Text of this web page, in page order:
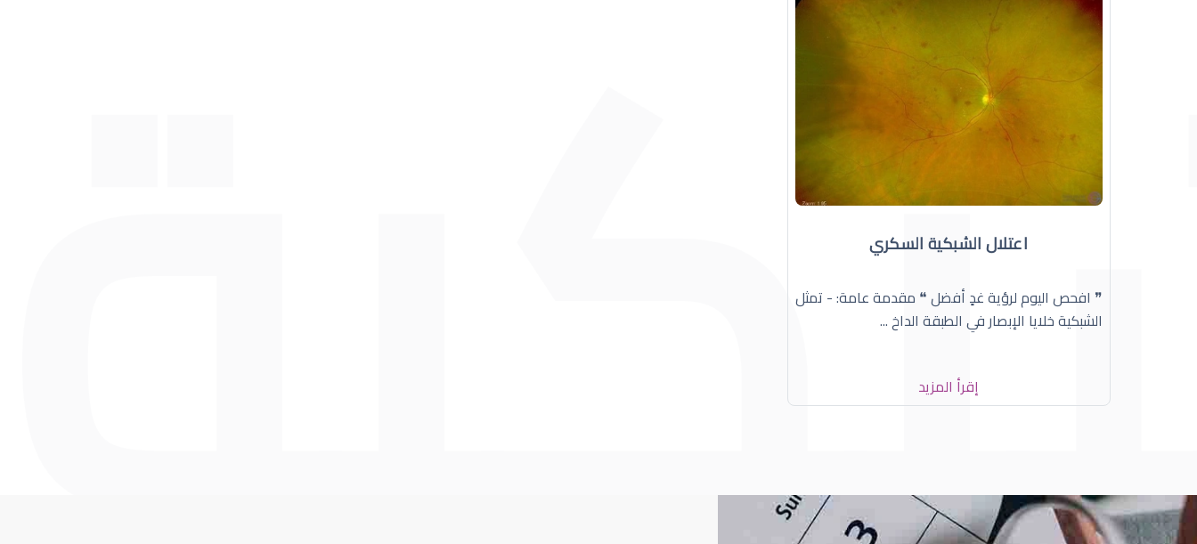
اعتلال الشبكية السكري
❞ افحص اليوم لرؤية غدٍ أفضل ❝ مقدمة عامة: - تمثل
الشبكية خلايا الإبصار في الطبقة الداخ ...
إقرأ المزيد